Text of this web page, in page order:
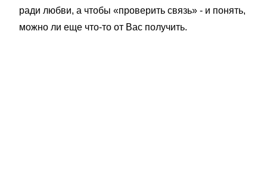
ради любви, а чтобы «проверить связь» - и понять,
можно ли еще что-то от Вас получить.